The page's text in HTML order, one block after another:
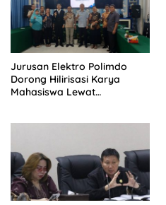
Jurusan Elektro Polimdo
Dorong Hilirisasi Karya
Mahasiswa Lewat